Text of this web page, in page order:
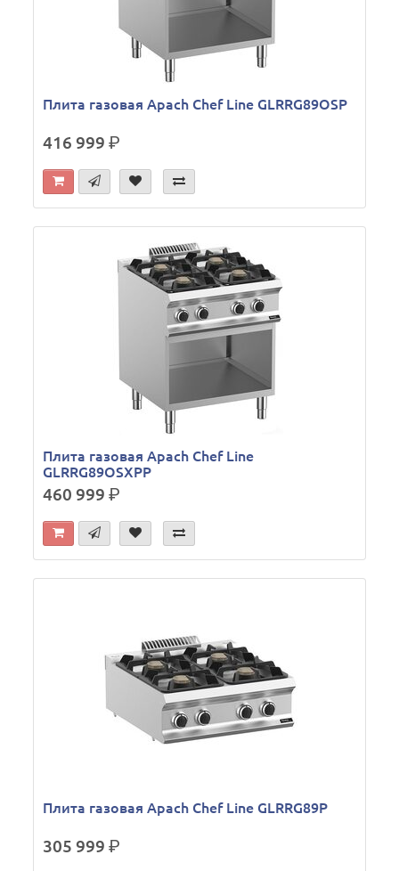
Плита газовая Apach Chef Line GLRRG89OSP
416 999р.
Плита газовая Apach Chef Line
GLRRG89OSXPP
460 999р.
Плита газовая Apach Chef Line GLRRG89P
305 999р.